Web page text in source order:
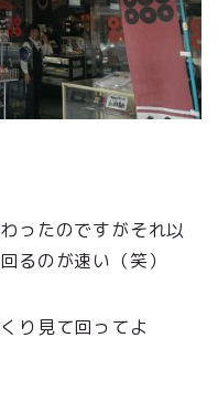
ったのですがそれ以
るのが速い（笑）
り見て回ってよ